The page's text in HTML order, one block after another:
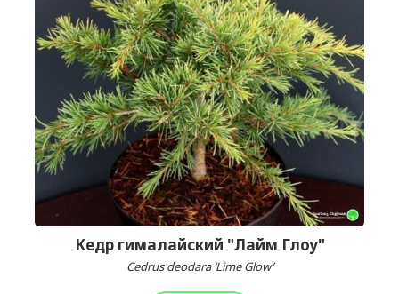
Кедр гималайский "Лайм Глоу"
Cedrus deodara ‘Lime Glow’